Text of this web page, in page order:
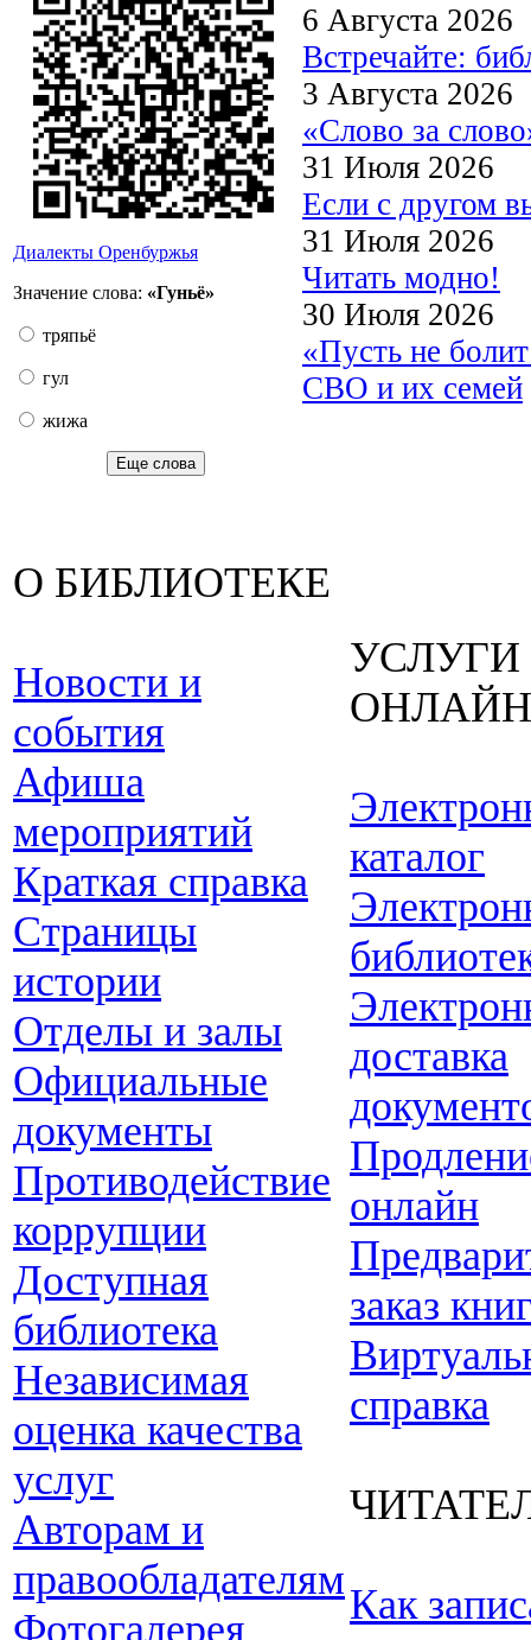
Диалекты Оренбуржья
Значение слова: «Гуньё»
тряпьё
гул
жижа
Еще слова
6 Августа 2026
Встречайте:
3 Августа 2026
«Слово за
31 Июля 2026
Если с другом
31 Июля 2026
Читать модно!
30 Июля 2026
«Пусть не
СВО и их семей
О БИБЛИОТЕКЕ
Новости и
события
Афиша
мероприятий
Краткая справка
Страницы
истории
Отделы и залы
Официальные
документы
Противодействие
коррупции
Доступная
библиотека
Независимая
оценка качества
услуг
Авторам и
правообладателям
Фотогалерея
УСЛУГИ
ОНЛАЙН
каталог
доставка
онлайн
заказ
справка
Как